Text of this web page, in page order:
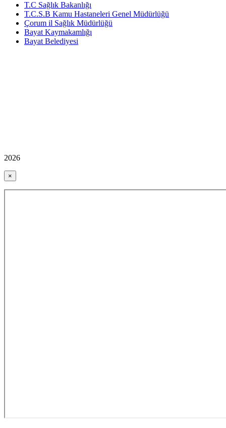
T.C Sağlık Bakanlığı
T.C.S.B Kamu Hastaneleri Genel Müdürlüğü
Çorum il Sağlık Müdürlüğü
Bayat Kaymakamlığı
Bayat Belediyesi
2026
×